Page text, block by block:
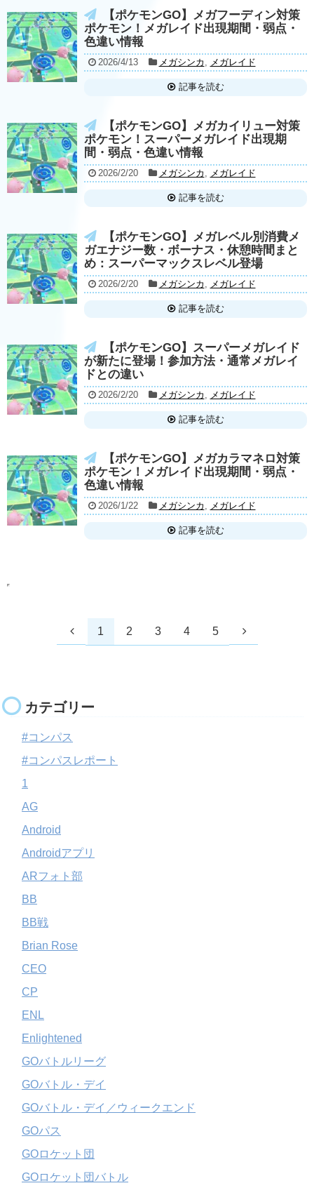
【ポケモンGO】メガフーディン対策
ポケモン！メガレイド出現期間・弱点・
色違い情報
2026/4/13 メガシンカ , メガレイド
記事を読む
【ポケモンGO】メガカイリュー対策
ポケモン！スーパーメガレイド出現期
間・弱点・色違い情報
2026/2/20 メガシンカ , メガレイド
記事を読む
【ポケモンGO】メガレベル別消費メ
ガエナジー数・ボーナス・休憩時間まと
め：スーパーマックスレベル登場
2026/2/20 メガシンカ , メガレイド
記事を読む
【ポケモンGO】スーパーメガレイド
が新たに登場！参加方法・通常メガレイ
ドとの違い
2026/2/20 メガシンカ , メガレイド
記事を読む
【ポケモンGO】メガカラマネロ対策
ポケモン！メガレイド出現期間・弱点・
色違い情報
2026/1/22 メガシンカ , メガレイド
記事を読む
1 2 3 4 5
カテゴリー
#コンパス
#コンパスレポート
1
AG
Android
Androidアプリ
ARフォト部
BB
BB戦
Brian Rose
CEO
CP
ENL
Enlightened
GOバトルリーグ
GOバトル・デイ
GOバトル・デイ／ウィークエンド
GOパス
GOロケット団
GOロケット団バトル